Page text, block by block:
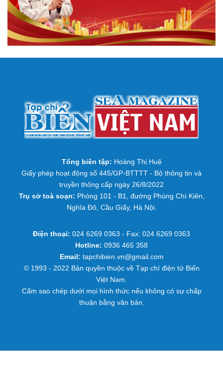
Tổng biên tập: Hoàng Thị Huệ
Giấy phép hoạt động số 445/GP-BTTTT - Bộ thông tin và
truyền thông cấp ngày 26/8/2022
Trụ sở toà soạn: Phòng 101 - B1, đường Phùng Chí Kiên,
Nghĩa Đô, Cầu Giấy, Hà Nội.
Điện thoại: 024 6269 0363 - Fax: 024 6269 0363
Hotline: 0936 465 358
Email: tapchibien.vn@gmail.com
© 1993 - 2022 Bản quyền thuộc về Tạp chí điện tử Biển
Việt Nam.
Cấm sao chép dưới mọi hình thức nếu không có sự chấp
thuận bằng văn bản.